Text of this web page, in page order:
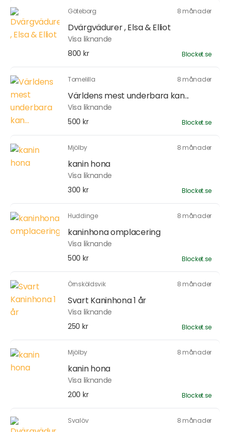
Göteborg 8 månader
Dvärgvädurer , Elsa & Elliot
Visa liknande
800 kr
Blocket.se
Tomelilla 8 månader
Världens mest underbara kan...
Visa liknande
500 kr
Blocket.se
Mjölby 8 månader
kanin hona
Visa liknande
300 kr
Blocket.se
Huddinge 8 månader
kaninhona omplacering
Visa liknande
500 kr
Blocket.se
Örnsköldsvik 8 månader
Svart Kaninhona 1 år
Visa liknande
250 kr
Blocket.se
Mjölby 8 månader
kanin hona
Visa liknande
200 kr
Blocket.se
Svalöv 8 månader